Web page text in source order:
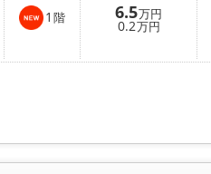
1 階 6.5万円
0.2万円